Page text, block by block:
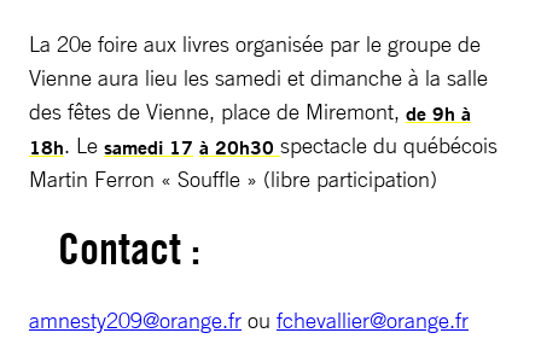
La 20e foire aux livres organisée par le groupe de
Vienne aura lieu les samedi et dimanche à la salle
des fêtes de Vienne, place de Miremont, de 9h à
18h. Le samedi 17 à 20h30 spectacle du québécois
Martin Ferron « Souffle » (libre participation)
Contact :
amnesty209@orange.fr ou fchevallier@orange.fr